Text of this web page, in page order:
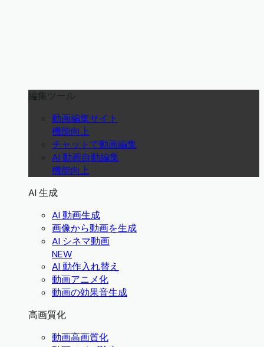
編集ツール
動画編集サイト
機能向上
チャットで動画編集
AI 動画自動編集
機能向上
AI 生成
AI 動画生成
画像から動画を生成
AI シネマ動画
NEW
AI 動作入れ替え
動画アニメ化
動画の効果音生成
高画質化
動画高画質化